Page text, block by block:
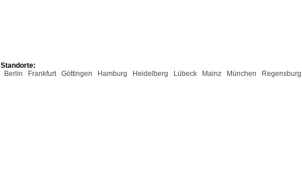
Standorte:
Berlin
Frankfurt Göttingen Hamburg Heidelberg Lübeck Mainz München Regensburg